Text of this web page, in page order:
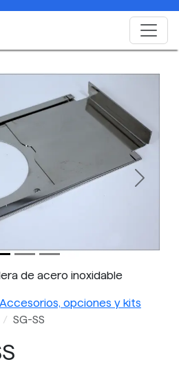
de acero inoxidable
Next
Accesorios, opciones y kits
SG-SS